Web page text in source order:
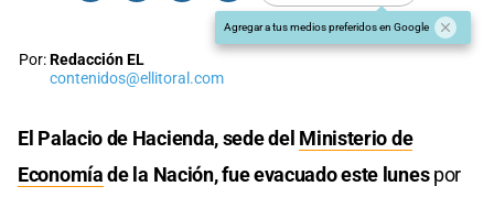
Agregar a tus medios preferidos en Google
Por:Redacción EL
contenidos@ellitoral.com
El Palacio de Hacienda, sede del Ministerio de
Economíade la Nación, fue evacuado este lunespor